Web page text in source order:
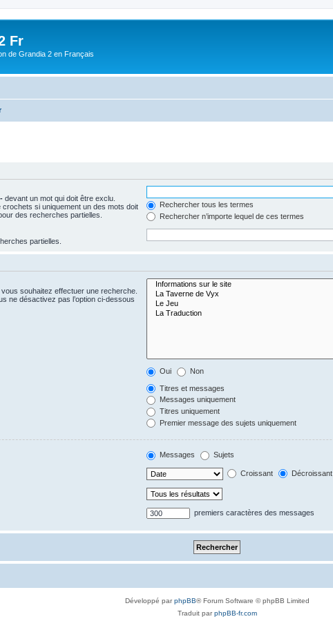
Fr
de Grandia 2 en Français
- devant un mot qui doit être exclu.
crochets si uniquement un des mots doit
des recherches partielles.
Rechercher tous les termes
Rechercher n’importe lequel de ces termes
partielles.
souhaitez effectuer une recherche.
ne désactivez pas l’option ci-dessous
Oui Non
Titres et messages
Messages uniquement
Titres uniquement
Premier message des sujets uniquement
Messages Sujets
Croissant Décroissant
premiers caractères des messages
Développé parphpBB® Forum Software © phpBB Limited
Traduit parphpBB-fr.com